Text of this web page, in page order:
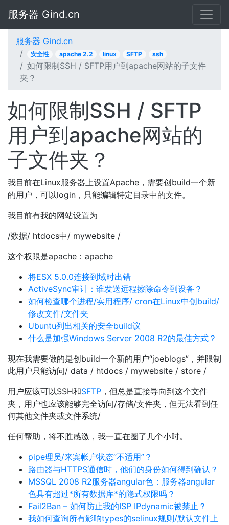
服务器 Gind.cn
服务器 Gind.cn
安全性 apache 2.2 linux SFTP ssh
如何限制SSH / SFTP用户到apache网站的子文件
夹？
如何限制SSH / SFTP
用户到apache网站的
子文件夹？
我目前在Linux服务器上设置Apache，需要创build一个新
的用户，可以login，只能编辑特定目录中的文件。
我目前有我的网站设置为
/数据/ htdocs中/ mywebsite /
这个权限是apache：apache
将ESX 5.0.0连接到域时出错
ActiveSync审计：谁发送远程擦除命令到设备？
如何检查哪个进程/实用程序/ cron在Linux中创build/
修改文件/文件夹
Ubuntu列出相关的安全build议
什么是加强Windows Server 2008 R2的最佳方式？
现在我需要做的是创build一个新的用户“joeblogs”，并限制
此用户只能访问/ data / htdocs / mywebsite / store /
用户应该可以SSH和SFTP ，但总是直接导向到这个文件
夹，用户也应该能够完全访问/存储/文件夹，但无法看到任
何其他文件夹或文件系统/
任何帮助，将不胜感激，我一直在圈了几个小时。
pipe理员/来宾帐户状态“不适用”？
路由器与HTTPS通信时，他们的身份如何得到确认？
MSSQL 2008 R2服务器angular色：服务器angular
色具有超过*所有数据库*的隐式权限吗？
Fail2Ban – 如何防止我的ISP IPdynamic被禁止？
我如何查询所有影响types的selinux规则/默认文件上